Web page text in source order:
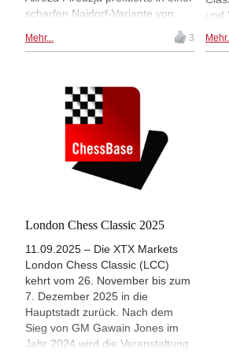
scharfen Najdorf-Variante von
einem Blackout Luke McShanes,
Nodirbek Abdusattorov gewann
Vorbereitung und Nikolas
Theodorou konnte Gawain
Maroroa Jones mattsetzen. |
Mehr... 3
und
London Chess Classic 2025
11.09.2025 – Die XTX Markets
London Chess Classic (LCC)
kehrt vom 26. November bis zum
7. Dezember 2025 in die
Hauptstadt zurück. Nach dem
Sieg von GM Gawain Jones im
Jahr 2024 wird die Veranstaltung